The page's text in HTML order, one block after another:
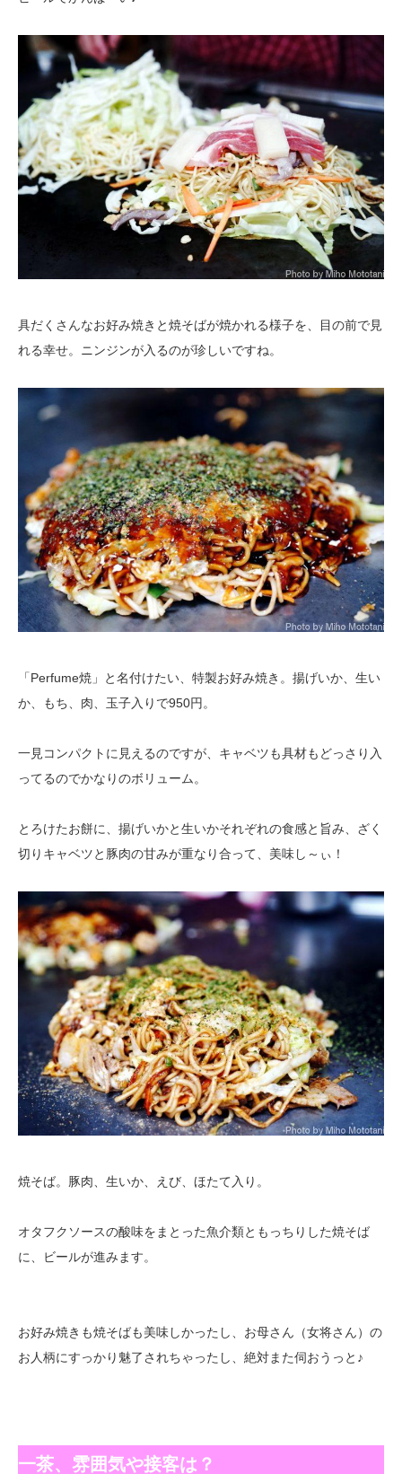
具だくさんなお好み焼きと焼そばが焼かれる様子を、目の前で見
れる幸せ。ニンジンが入るのが珍しいですね。
「Perfume焼」と名付けたい、特製お好み焼き。揚げいか、生い
か、もち、肉、玉子入りで950円。
一見コンパクトに見えるのですが、キャベツも具材もどっさり入
ってるのでかなりのボリューム。
とろけたお餅に、揚げいかと生いかそれぞれの食感と旨み、ざく
切りキャベツと豚肉の甘みが重なり合って、美味し～ぃ！
焼そば。豚肉、生いか、えび、ほたて入り。
オタフクソースの酸味をまとった魚介類ともっちりした焼そば
に、ビールが進みます。
お好み焼きも焼そばも美味しかったし、お母さん（女将さん）の
お人柄にすっかり魅了されちゃったし、絶対また伺おうっと♪
一茶、雰囲気や接客は？